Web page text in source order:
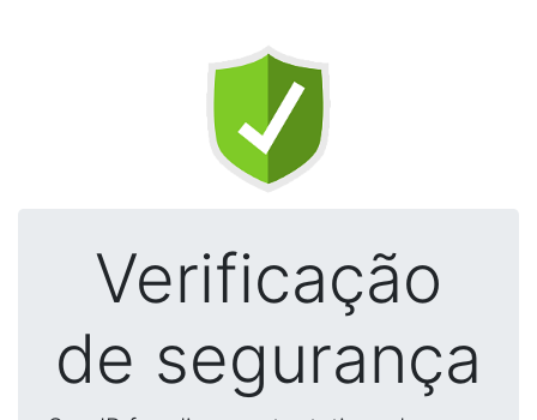
Verificação
de segurança